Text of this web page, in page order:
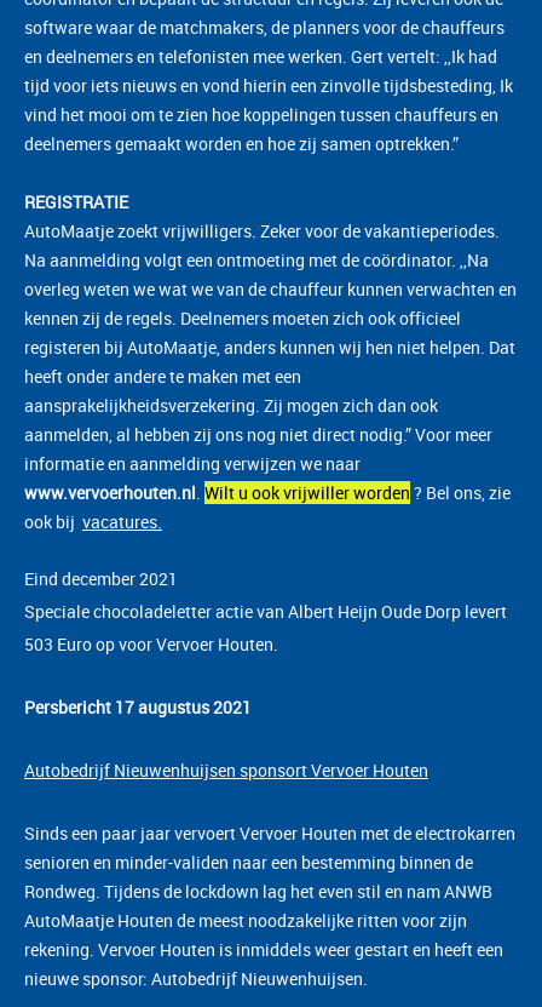
software waar de matchmakers, de planners voor de chauffeurs
en deelnemers en telefonisten mee werken. Gert vertelt: ,,Ik had
tijd voor iets nieuws en vond hierin een zinvolle tijdsbesteding, Ik
vind het mooi om te zien hoe koppelingen tussen chauffeurs en
deelnemers gemaakt worden en hoe zij samen optrekken.”
REGISTRATIE
AutoMaatje zoekt vrijwilligers. Zeker voor de vakantieperiodes.
Na aanmelding volgt een ontmoeting met de coördinator. ,,Na
overleg weten we wat we van de chauffeur kunnen verwachten en
kennen zij de regels. Deelnemers moeten zich ook officieel
registeren bij AutoMaatje, anders kunnen wij hen niet helpen. Dat
heeft onder andere te maken met een
aansprakelijkheidsverzekering. Zij mogen zich dan ook
aanmelden, al hebben zij ons nog niet direct nodig.” Voor meer
informatie en aanmelding verwijzen we naar
www.vervoerhouten.nl Wilt u ook vrijwiller worden ? Bel ons, zie
ook bij vacatures
Eind december 2021
Speciale chocoladeletter actie van Albert Heijn Oude Dorp levert
503 Euro op voor Vervoer Houten.
Persbericht 17 augustus 2021
Autobedrijf Nieuwenhuijsen sponsort Vervoer Houten
Sinds een paar jaarvervoert Vervoer Houten met de electrokarren
senioren en minder-validen naar een bestemming binnen de
Rondweg. Tijdens de lockdown lag het even stil en nam ANWB
AutoMaatje Houten de meest noodzakelijke ritten voor zijn
rekening. Vervoer Houten is inmiddels weer gestart en heefteen
nieuwe sponsor: Autobedrijf Nieuwenhuijsen.